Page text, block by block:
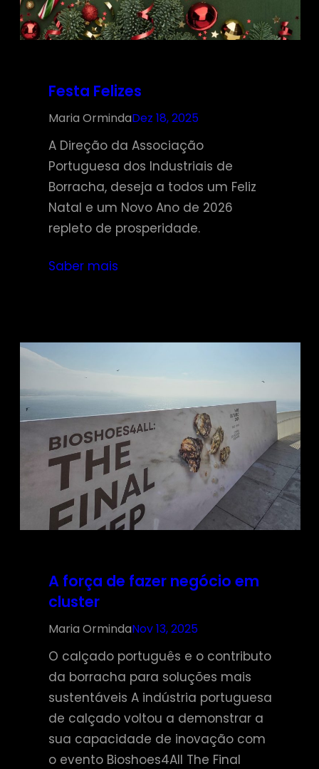
Festa Felizes
Maria OrmindaDez 18, 2025
A Direção da Associação
Portuguesa dos Industriais de
Borracha, deseja a todos um Feliz
Natal e um Novo Ano de 2026
repleto de prosperidade.
Saber mais
A força de fazer negócio em
cluster
Maria OrmindaNov 13, 2025
O calçado português e o contributo
da borracha para soluções mais
sustentáveis A indústria portuguesa
de calçado voltou a demonstrar a
sua capacidade de inovação com
o evento Bioshoes4All The Final